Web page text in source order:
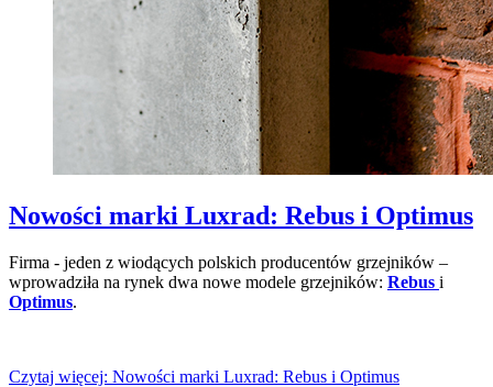
Nowości marki Luxrad: Rebus i Optimus
Firma - jeden z wiodących polskich producentów grzejników –
wprowadziła na rynek dwa nowe modele grzejników: Rebus i
Optimus.
Czytaj więcej: Nowości marki Luxrad: Rebus i Optimus